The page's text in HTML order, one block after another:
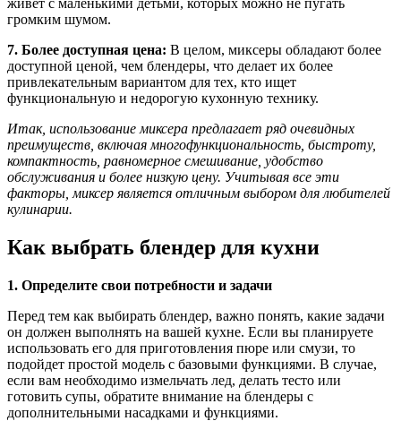
громким шумом.
7. Более доступная цена: В целом, миксеры обладают более
доступной ценой, чем блендеры, что делает их более
привлекательным вариантом для тех, кто ищет
функциональную и недорогую кухонную технику.
Итак, использование миксера предлагает ряд очевидных
преимуществ, включая многофункциональность, быстроту,
компактность, равномерное смешивание, удобство
обслуживания и более низкую цену. Учитывая все эти
факторы, миксер является отличным выбором для любителей
кулинарии.
Как выбрать блендер для кухни
1. Определите свои потребности и задачи
Перед тем как выбирать блендер, важно понять, какие задачи
он должен выполнять на вашей кухне. Если вы планируете
использовать его для приготовления пюре или смузи, то
подойдет простой модель с базовыми функциями. В случае,
если вам необходимо измельчать лед, делать тесто или
готовить супы, обратите внимание на блендеры с
дополнительными насадками и функциями.